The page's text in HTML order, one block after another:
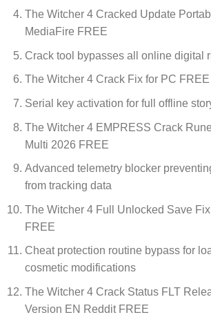
The Witcher 4 Cracked Update
MediaFire FREE
Crack tool bypasses all online digital
The Witcher 4 Crack Fix for PC FREE
Serial key activation for full offline
The Witcher 4 EMPRESS Crack
Multi 2026 FREE
Advanced telemetry blocker
from tracking data
The Witcher 4 Full Unlocked Save
FREE
Cheat protection routine bypass for
cosmetic modifications
The Witcher 4 Crack Status FLT
Version EN Reddit FREE